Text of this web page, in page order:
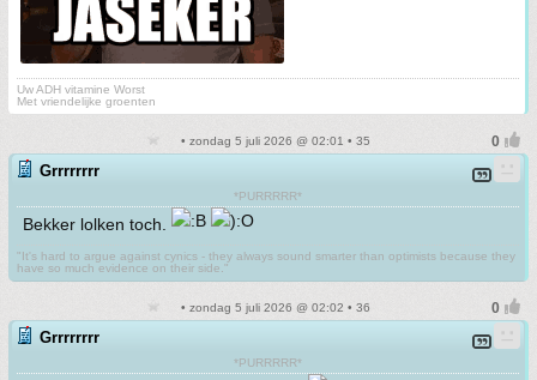
Uw ADH vitamine Worst
Met vriendelijke groenten
• zondag 5 juli 2026 @ 02:01 • 35
Grrrrrrrr
*PURRRRR*
Bekker lolken toch.
"It's hard to argue against cynics - they always sound smarter than optimists because they
have so much evidence on their side."
• zondag 5 juli 2026 @ 02:02 • 36
Grrrrrrrr
*PURRRRR*